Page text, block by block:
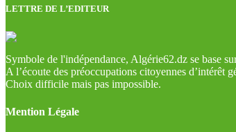
LETTRE DE L’EDITEUR
Symbole de l'indépendance, Algérie62.dz se base
A l’écoute des préoccupations citoyennes d’intérêt
Choix difficile mais pas impossible.
Mention Légale